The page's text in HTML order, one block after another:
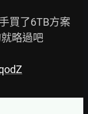
買了6TB方案
略過吧